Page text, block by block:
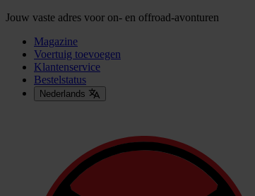
Jouw vaste adres voor on- en offroad-avonturen
Magazine
Voertuig toevoegen
Klantenservice
Bestelstatus
Nederlands